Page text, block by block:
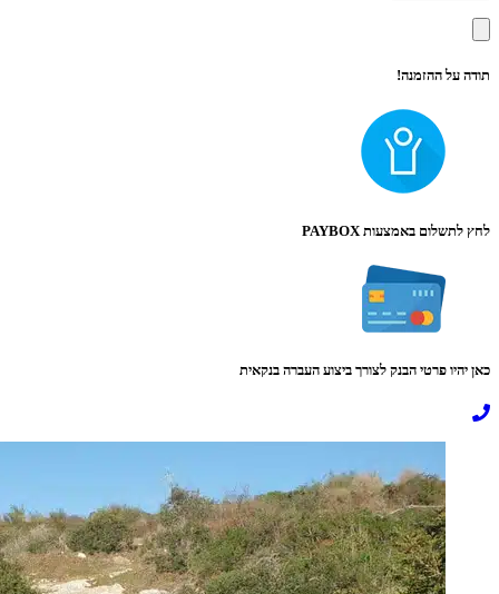
תודה על ההזמנה!
לחץ לתשלום באמצעות PAYBOX
כאן יהיו פרטי הבנק לצורך ביצוע העברה בנקאית